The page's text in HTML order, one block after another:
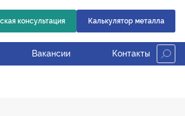
консультация Калькулятор металла
Вакансии Контакты